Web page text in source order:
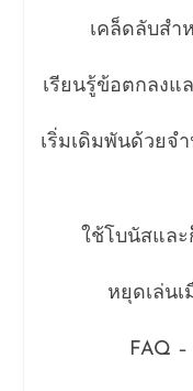
เคล็ดลับสำ
เรียนรู้ข้อตกลงแ
เริ่มเดิมพันด้วยจ
ใช้โบนัสแล
หยุดเล่นเ
FAQ